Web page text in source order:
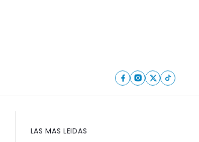
LAS MAS LEIDAS